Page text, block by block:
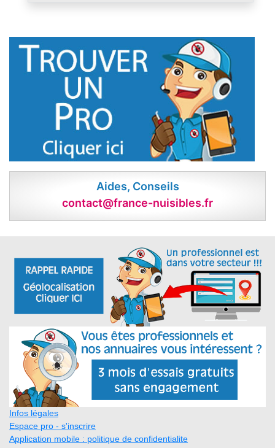
Aides, Conseils
contact@france-nuisibles.fr
Infos légales
Espace pro - s'inscrire
Application mobile : politique de confidentialite